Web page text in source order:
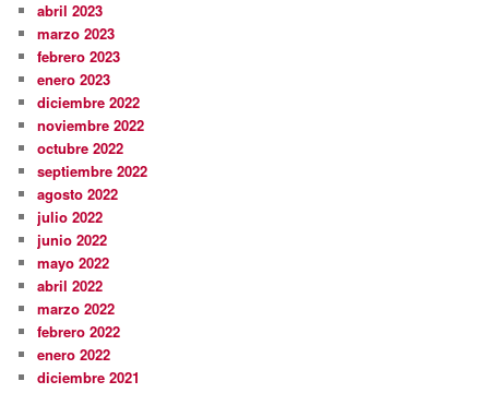
abril 2023
marzo 2023
febrero 2023
enero 2023
diciembre 2022
noviembre 2022
octubre 2022
septiembre 2022
agosto 2022
julio 2022
junio 2022
mayo 2022
abril 2022
marzo 2022
febrero 2022
enero 2022
diciembre 2021